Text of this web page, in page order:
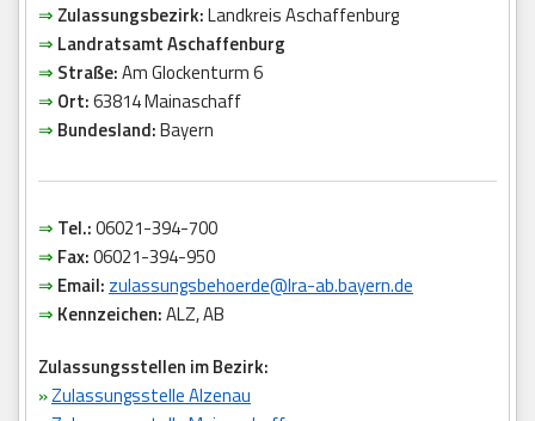
⇒ Zulassungsbezirk:Landkreis Aschaffenburg
⇒ Landratsamt Aschaffenburg
⇒ Straße:Am Glockenturm 6
⇒ Ort:63814 Mainaschaff
⇒ Bundesland:Bayern
⇒ Tel.:06021-394-700
⇒ Fax:06021-394-950
⇒ Email: zulassungsbehoerde@lra-ab.bayern.de
⇒ Kennzeichen:ALZ, AB
Zulassungsstellen im Bezirk:
»Zulassungsstelle Alzenau